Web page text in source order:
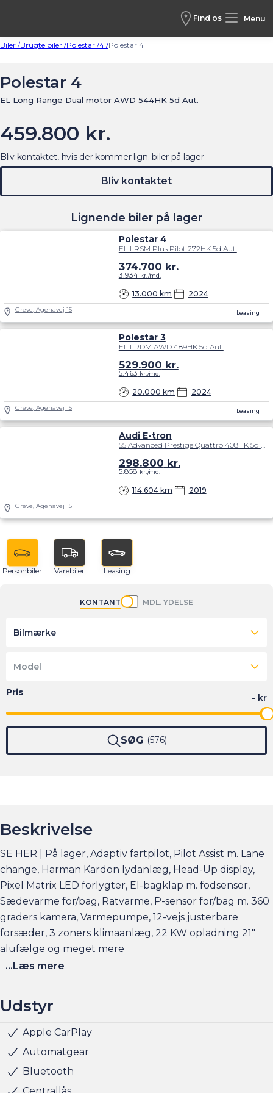
Find os Menu
Biler /Brugte biler /Polestar /4 /Polestar 4
Polestar 4
EL Long Range Dual motor AWD 544HK 5d Aut.
459.800 kr.
Lignende biler på lager
Leasing
Polestar 4
EL LRSM Plus Pilot 272HK 5d Aut.
13.000 km 2024
374.700 kr.
3.934kr./md.
Greve, Agenavej 15
Leasing
Polestar 3
EL LRDM AWD 489HK 5d Aut.
20.000 km 2024
529.900 kr.
5.463 kr./md.
Greve, Agenavej 15
Audi E-tron
55 Advanced Prestige Quattro 408HK 5d Aut.
114.604 km 2019
298.800 kr.
5.858 kr./md.
Greve, Agenavej 15
Bliv kontaktet, hvis der kommer lign. biler på lager
Bliv kontaktet
Personbiler Varebiler Leasing
KONTANT MDL. YDELSE
Bilmærke
Model
SØG 576
Beskrivelse
SE HER | På lager, Adaptiv fartpilot, Pilot Assist m. Lane
change, Harman Kardon lydanlæg, Head-Up display,
Pixel Matrix LED forlygter, El-bagklap m. fodsensor,
Sædevarme for/bag, Ratvarme, P-sensor for/bag m. 360
graders kamera, Varmepumpe, 12-vejs justerbare
forsæder, 3 zoners klimaanlæg, 22 KW opladning 21"
alufælge og meget mere
Elbilsinfo:
Hjemmeladning: 11 kw/3 faser (ca. 10 timer)
Hjemmeladning: 22 kw/3 faser (ca. 5 timer)
...Læs mere
Udstyr
Apple CarPlay
Automatgear
Bluetooth
Parkeringssensor bag
Parkeringssensor for
Android Auto
Aircondition
App integration
Aut. nedblændeligt bakspejl
Automatisk op-/nedblænding
Bakkamera
DAB radio
DAB+ radio
Digital instrumentering
El indst. førersæde
El-foldbare spejle m. varme
Elektrisk bagklap
Fartpilot adaptiv
Head-up display
Kørecomputer
Navigation
Multifunktionsrat
Servo
Sædevarme for/bag
Sædevarme for
Varmepumpe
Trådløs mobilopladning
Alufælge
Fuld LED forlygter
Kurvelys
Kurvelys aktivt
Matrix LED forlygter
LED baglygter
LED forlygter
LED kørelys
Metallak
Mørktonede ruder bag
Ambiente belysning
Armlæn
Armlæn bag
Glastag
Justerbart rat
Kopholder
Splitbagsæde
Rat m. varme
Stofindtræk
ABS
Airbag
Antispin
Automatisk nødbremsesystem
Automatisk nødopkald
Blindvinkelassistent
Dæktrykssensor
ESP
Lyssensor
Skiltegenkendelse
Startspærre
Vejbaneassistent
Videoovervågning
4x4
5 sæder
360° kamera
Harman-Kardon lydsystem
21" Alufælge